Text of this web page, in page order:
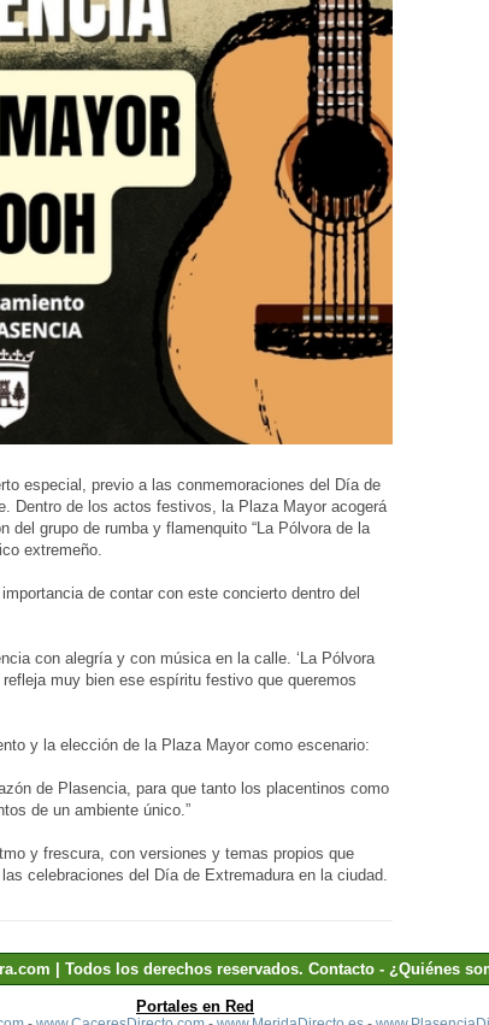
especial, previo a las conmemoraciones del Día de
Dentro de los actos festivos, la Plaza Mayor acogerá
grupo de rumba y flamenquito “La Pólvora de la
extremeño.
de contar con este concierto dentro del
con alegría y con música en la calle. ‘La Pólvora
muy bien ese espíritu festivo que queremos
y la elección de la Plaza Mayor como escenario:
de Plasencia, para que tanto los placentinos como
de un ambiente único.”
y frescura, con versiones y temas propios que
celebraciones del Día de Extremadura en la ciudad.
| Todos los derechos reservados. Contacto - ¿Quiénes
Portales en Red